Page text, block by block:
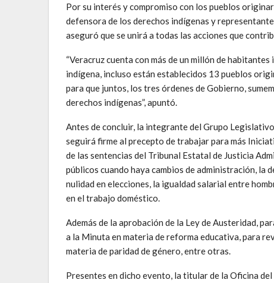
Por su interés y compromiso con los pueblos
defensora de los derechos indígenas y
aseguró que se unirá a todas las acciones que
“Veracruz cuenta con más de un millón de
indígena, incluso están establecidos 13 pueblos
para que juntos, los tres órdenes de Gobierno,
derechos indígenas”, apuntó.
Antes de concluir, la integrante del Grupo
seguirá firme al precepto de trabajar para más
de las sentencias del Tribunal Estatal de Justicia
públicos cuando haya cambios de administración,
nulidad en elecciones, la igualdad salarial entre
en el trabajo doméstico.
Además de la aprobación de la Ley de Austeridad,
a la Minuta en materia de reforma educativa, para
materia de paridad de género, entre otras.
Presentes en dicho evento, la titular de la Oficina